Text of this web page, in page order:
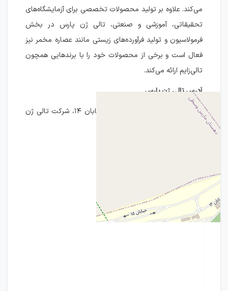
می‌کند. علاوه بر تولید محصولات تخصصی برای آزمایشگاه‌های
تحقیقاتی، آموزشی و صنعتی، تالی ژن پارس در بخش
فرمولاسیون و تولید فرآورده‌های زیستی مانند عصاره مخمر نیز
فعال است و برخی از محصولات خود را با برندهایی همچون
تالی‌زایم ارائه می‌کند.
آدرس تالی ژن پارس
اصفهان، شهرک علمی تحقیقاتی، خیابان ۱۴، شرکت تالی ژن